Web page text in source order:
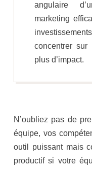
angulaire
marketing
concentrer
plus d’impact.
N’oubliez pas de
équipe, vos
outil puissant mais
productif si votre